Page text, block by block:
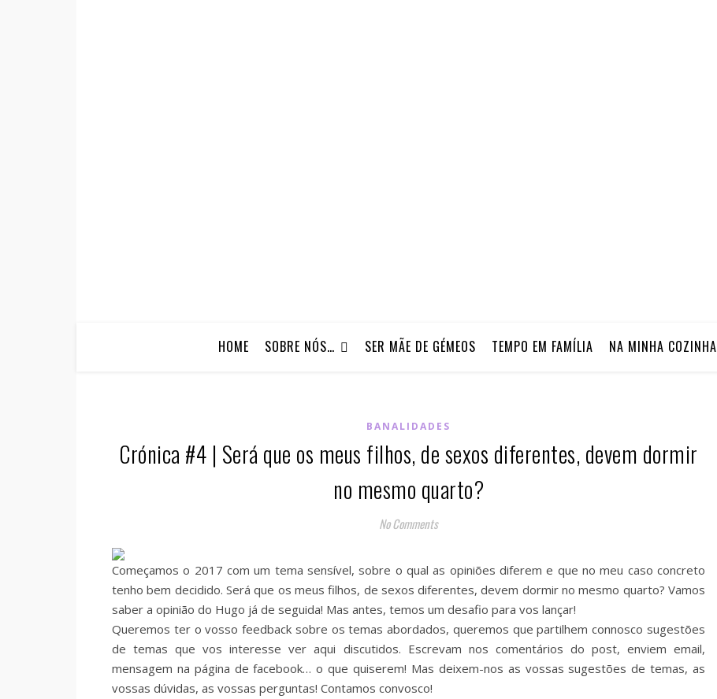
HOME SOBRE NÓS… SER MÃE DE GÉMEOS TEMPO EM FAMÍLIA NA MINHA COZINHA
BANALIDADES
Crónica #4 | Será que os meus filhos, de sexos diferentes, devem dormir
no mesmo quarto?
No Comments
Começamos o 2017 com um tema sensível, sobre o qual as opiniões diferem e que no meu caso concreto
tenho bem decidido. Será que os meus filhos, de sexos diferentes, devem dormir no mesmo quarto? Vamos
saber a opinião do Hugo já de seguida! Mas antes, temos um desafio para vos lançar!
Queremos ter o vosso feedback sobre os temas abordados, queremos que partilhem connosco sugestões
de temas que vos interesse ver aqui discutidos. Escrevam nos comentários do post, enviem email,
mensagem na página de facebook… o que quiserem! Mas deixem-nos as vossas sugestões de temas, as
vossas dúvidas, as vossas perguntas! Contamos convosco!